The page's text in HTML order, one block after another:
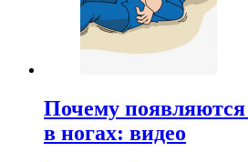
Почему появляются
в ногах: видео